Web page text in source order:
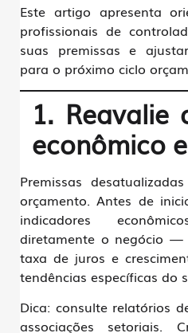
Este artigo apresenta
profissionais de
suas premissas e
para o próximo ciclo
1. Reavalie
econômico
Premissas
orçamento. Antes de
indicadores
diretamente o negócio —
taxa de juros e
tendências específicas do
Dica: consulte relatórios
associações setoriais.